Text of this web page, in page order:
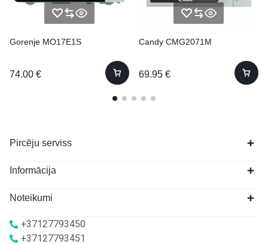
Gorenje MO17E1S
74.00 €
Candy CMG2071M
69.95 €
Pircēju serviss
Informācija
Noteikumi
+37127793450
+37127793451